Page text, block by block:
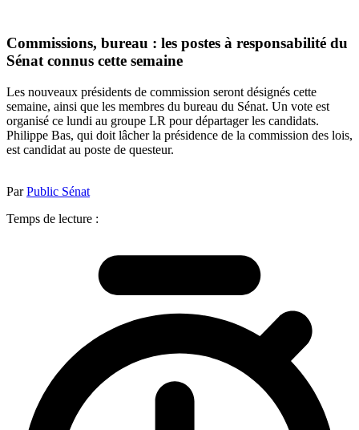
Commissions, bureau : les postes à responsabilité du
Sénat connus cette semaine
Les nouveaux présidents de commission seront désignés cette
semaine, ainsi que les membres du bureau du Sénat. Un vote est
organisé ce lundi au groupe LR pour départager les candidats.
Philippe Bas, qui doit lâcher la présidence de la commission des lois,
est candidat au poste de questeur.
ParPublic Sénat
Temps de lecture :